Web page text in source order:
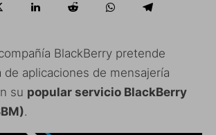
BlackBerry pretende
de aplicaciones de mensajería
su popular servicio BlackBerry
.